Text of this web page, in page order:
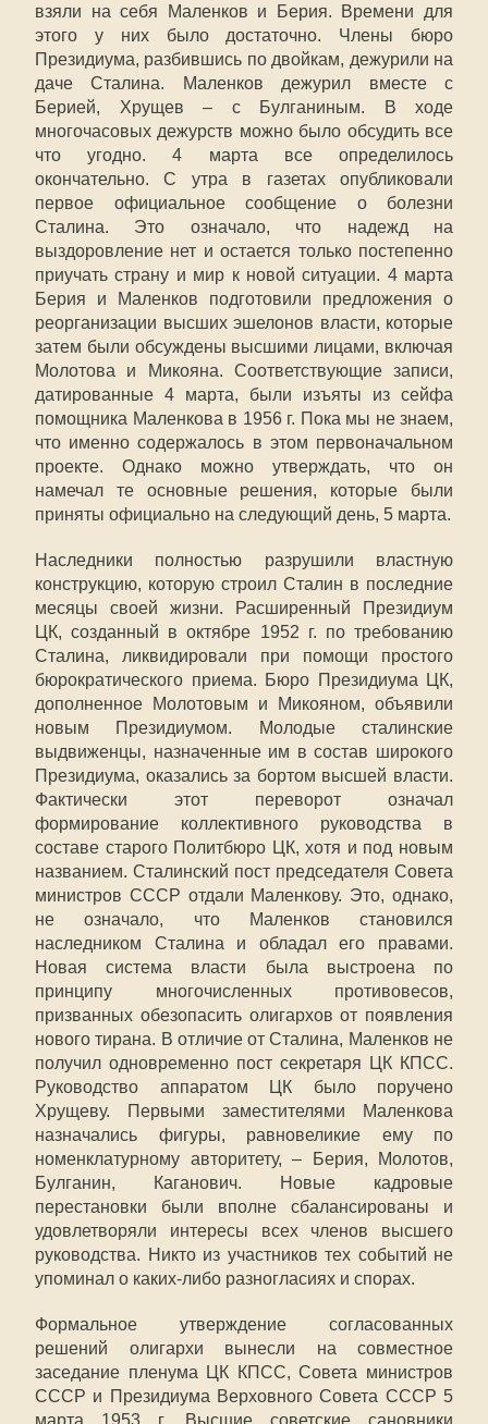
взяли на себя Маленков и Берия. Времени для
этого у них было достаточно. Члены бюро
Президиума, разбившись по двойкам, дежурили на
даче Сталина. Маленков дежурил вместе с
Берией, Хрущев – с Булганиным. В ходе
многочасовых дежурств можно было обсудить все
что угодно. 4 марта все определилось
окончательно. С утра в газетах опубликовали
первое официальное сообщение о болезни
Сталина. Это означало, что надежд на
выздоровление нет и остается только постепенно
приучать страну и мир к новой ситуации. 4 марта
Берия и Маленков подготовили предложения о
реорганизации высших эшелонов власти, которые
затем были обсуждены высшими лицами, включая
Молотова и Микояна. Соответствующие записи,
датированные 4 марта, были изъяты из сейфа
помощника Маленкова в 1956 г. Пока мы не знаем,
что именно содержалось в этом первоначальном
проекте. Однако можно утверждать, что он
намечал те основные решения, которые были
приняты официально на следующий день, 5 марта.
Наследники полностью разрушили властную
конструкцию, которую строил Сталин в последние
месяцы своей жизни. Расширенный Президиум
ЦК, созданный в октябре 1952 г. по требованию
Сталина, ликвидировали при помощи простого
бюрократического приема. Бюро Президиума ЦК,
дополненное Молотовым и Микояном, объявили
новым Президиумом. Молодые сталинские
выдвиженцы, назначенные им в состав широкого
Президиума, оказались за бортом высшей власти.
Фактически этот переворот означал
формирование коллективного руководства в
составе старого Политбюро ЦК, хотя и под новым
названием. Сталинский пост председателя Совета
министров СССР отдали Маленкову. Это, однако,
не означало, что Маленков становился
наследником Сталина и обладал его правами.
Новая система власти была выстроена по
принципу многочисленных противовесов,
призванных обезопасить олигархов от появления
нового тирана. В отличие от Сталина, Маленков не
получил одновременно пост секретаря ЦК КПСС.
Руководство аппаратом ЦК было поручено
Хрущеву. Первыми заместителями Маленкова
назначались фигуры, равновеликие ему по
номенклатурному авторитету, – Берия, Молотов,
Булганин, Каганович. Новые кадровые
перестановки были вполне сбалансированы и
удовлетворяли интересы всех членов высшего
руководства. Никто из участников тех событий не
упоминал о каких-либо разногласиях и спорах.
Формальное утверждение согласованных
решений олигархи вынесли на совместное
заседание пленума ЦК КПСС, Совета министров
СССР и Президиума Верховного Совета СССР 5
марта 1953 г. Высшие советские сановники